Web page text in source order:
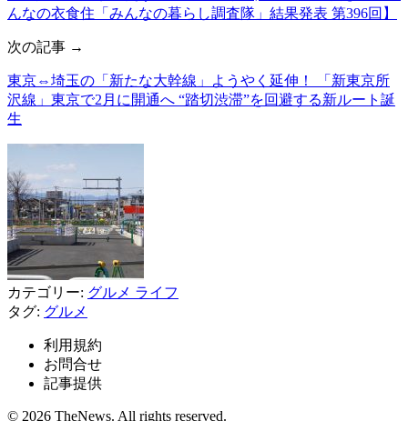
んなの衣食住「みんなの暮らし調査隊」結果発表 第396回】
次の記事 →
東京⇔埼玉の「新たな大幹線」ようやく延伸！ 「新東京所
沢線」東京で2月に開通へ “踏切渋滞”を回避する新ルート誕
生
カテゴリー: グルメ ライフ
タグ: グルメ
利用規約
お問合せ
記事提供
© 2026 TheNews. All rights reserved.